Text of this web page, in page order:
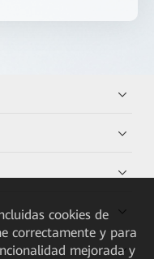
cookies de
correctamente y para
mejorada y